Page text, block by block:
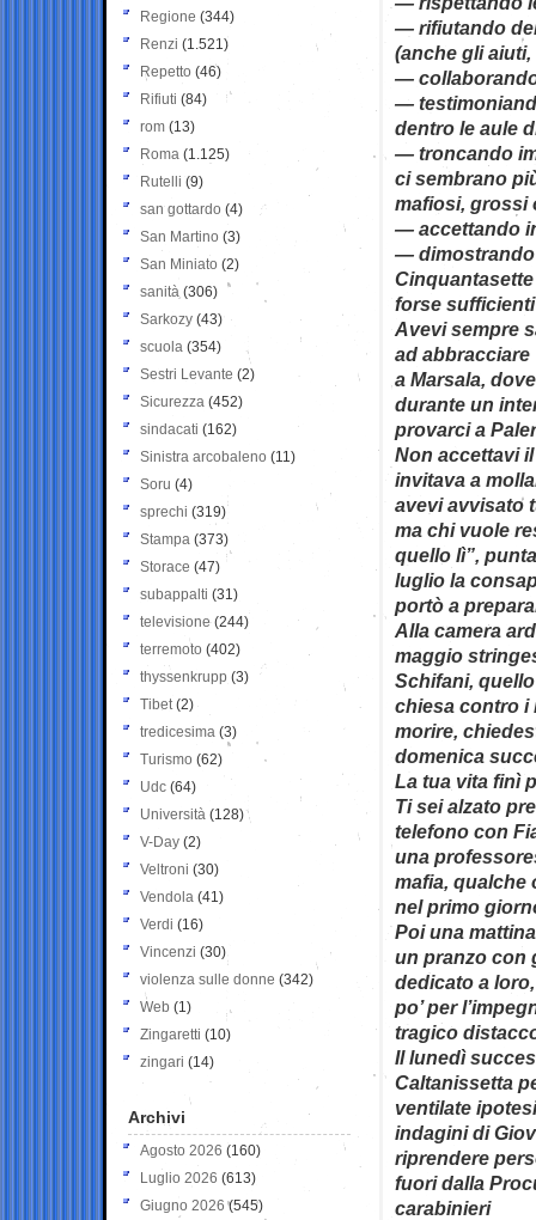
— rifiutando
(anche gli
—
—
dentro le aule
— troncando
ci sembrano
mafiosi, grossi
— accettando
— dimostrando
forse
Avevi sempre
ad abbracciare
a Marsala,
durante un
provarci a
Non accettavi
invitava a
avevi avvisato
ma chi vuole
quello lì”,
luglio la
portò a
Alla camera
maggio
Schifani,
chiesa contro i
morire,
domenica
La tua vita finì
Ti sei alzato
telefono con
una
mafia, qualche
nel primo
Poi una
un pranzo con
dedicato a
po’ per
tragico
Il lunedì
Caltanissetta
ventilate
indagini di
riprendere
fuori dalla
carabinieri
Regione (344)
Renzi (1.521)
Repetto (46)
Rifiuti (84)
rom (13)
Roma (1.125)
Rutelli (9)
san gottardo (4)
San Martino (3)
San Miniato (2)
sanità (306)
Sarkozy (43)
scuola (354)
Sestri Levante (2)
Sicurezza (452)
sindacati (162)
Sinistra arcobaleno (11)
Soru (4)
sprechi (319)
Stampa (373)
Storace (47)
subappalti (31)
televisione(244)
terremoto (402)
thyssenkrupp (3)
Tibet(2)
tredicesima (3)
Turismo (62)
Udc (64)
Università (128)
V-Day (2)
Veltroni (30)
Vendola (41)
Verdi (16)
Vincenzi (30)
violenza sulle donne (342)
Web (1)
Zingaretti (10)
zingari (14)
Archivi
Agosto 2026 (160)
Luglio 2026 (613)
Giugno 2026 (545)